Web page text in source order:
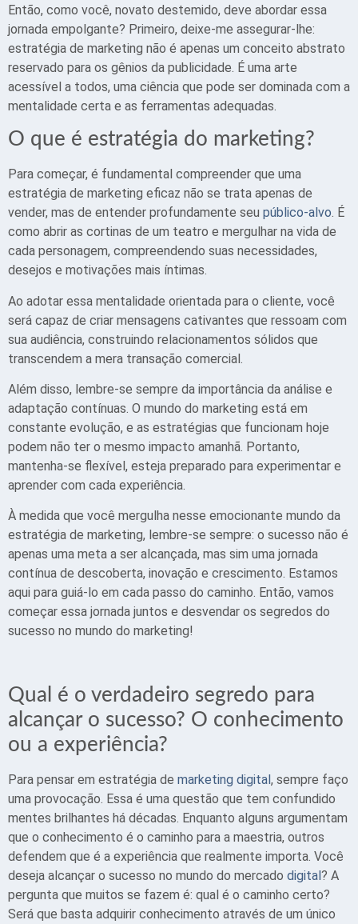
Então, como você, novato destemido, deve abordar essa
jornada empolgante? Primeiro, deixe-me assegurar-lhe:
estratégia de marketing não é apenas um conceito abstrato
reservado para os gênios da publicidade. É uma arte
acessível a todos, uma ciência que pode ser dominada com a
mentalidade certa e as ferramentas adequadas.
O que é estratégia do marketing?
Para começar, é fundamental compreender que uma
estratégia de marketing eficaz não se trata apenas de
vender, mas de entender profundamente seu público-alvo. É
como abrir as cortinas de um teatro e mergulhar na vida de
cada personagem, compreendendo suas necessidades,
desejos e motivações mais íntimas.
Ao adotar essa mentalidade orientada para o cliente, você
será capaz de criar mensagens cativantes que ressoam com
sua audiência, construindo relacionamentos sólidos que
transcendem a mera transação comercial.
Além disso, lembre-se sempre da importância da análise e
adaptação contínuas. O mundo do marketing está em
constante evolução, e as estratégias que funcionam hoje
podem não ter o mesmo impacto amanhã. Portanto,
mantenha-se flexível, esteja preparado para experimentar e
aprender com cada experiência.
À medida que você mergulha nesse emocionante mundo da
estratégia de marketing, lembre-se sempre: o sucesso não é
apenas uma meta a ser alcançada, mas sim uma jornada
contínua de descoberta, inovação e crescimento. Estamos
aqui para guiá-lo em cada passo do caminho. Então, vamos
começar essa jornada juntos e desvendar os segredos do
sucesso no mundo do marketing!
Qual é o verdadeiro segredo para
alcançar o sucesso? O conhecimento
ou a experiência?
Para pensar em estratégia de marketing digital , sempre faço
uma provocação. Essa é uma questão que tem confundido
mentes brilhantes há décadas. Enquanto alguns argumentam
que o conhecimento é o caminho para a maestria, outros
defendem que é a experiência que realmente importa. Você
deseja alcançar o sucesso no mundo do mercado digital ? A
pergunta que muitos se fazem é: qual é o caminho certo?
Será que basta adquirir conhecimento através de um único